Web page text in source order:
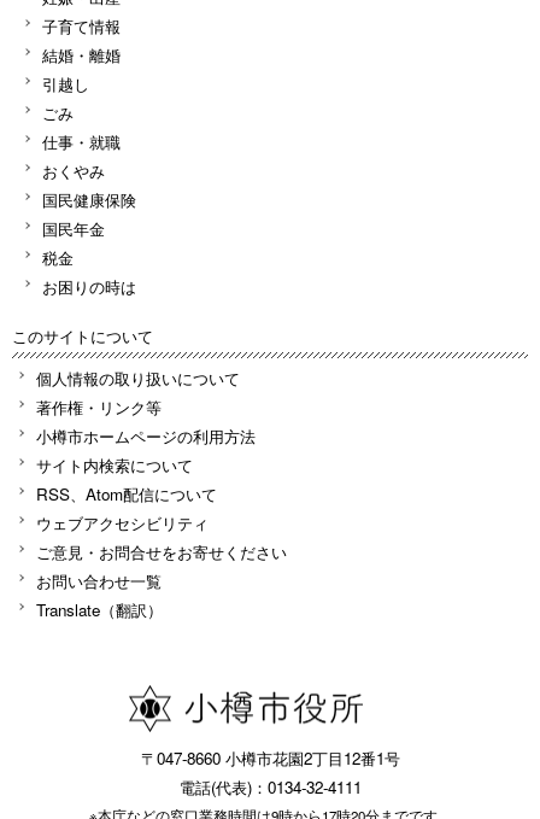
子育て情報
結婚・離婚
引越し
ごみ
仕事・就職
おくやみ
国民健康保険
国民年金
税金
お困りの時は
このサイトについて
個人情報の取り扱いについて
著作権・リンク等
小樽市ホームページの利用方法
サイト内検索について
RSS、Atom配信について
ウェブアクセシビリティ
ご意見・お問合せをお寄せください
お問い合わせ一覧
Translate（翻訳）
〒047-8660 小樽市花園2丁目12番1号
電話(代表)：0134-32-4111